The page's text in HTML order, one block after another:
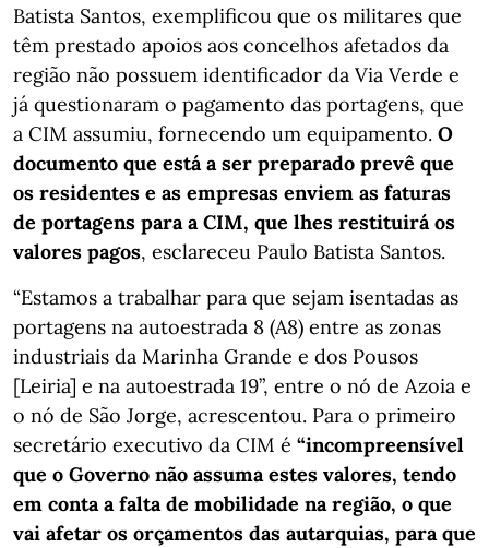
Batista Santos, exemplificou que os militares que
têm prestado apoios aos concelhos afetados da
região não possuem identificador da Via Verde e
já questionaram o pagamento das portagens, que
a CIM assumiu, fornecendo um equipamento. O
documento que está a ser preparado prevê que
os residentes e as empresas enviem as faturas
de portagens para a CIM, que lhes restituirá os
valores pagos, esclareceu Paulo Batista Santos.
“Estamos a trabalhar para que sejam isentadas as
portagens na autoestrada 8 (A8) entre as zonas
industriais da Marinha Grande e dos Pousos
[Leiria] e na autoestrada 19”, entre o nó de Azoia e
o nó de São Jorge, acrescentou. Para o primeiro
secretário executivo da CIM é “incompreensível
que o Governo não assuma estes valores, tendo
em conta a falta de mobilidade na região, o que
vai afetar os orçamentos das autarquias, para que